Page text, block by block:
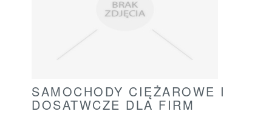
SAMOCHODY CIĘŻAROWE I
DOSATWCZE DLA FIRM